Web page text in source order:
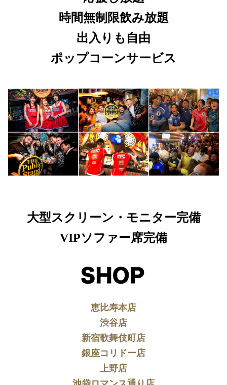
時間無制限飲み放題
出入りも自由
ポップコーンサービス
大型スクリーン・モニター完備
VIPソファー席完備
恵比寿本店
渋谷店
新宿歌舞伎町店
銀座コリドー店
上野店